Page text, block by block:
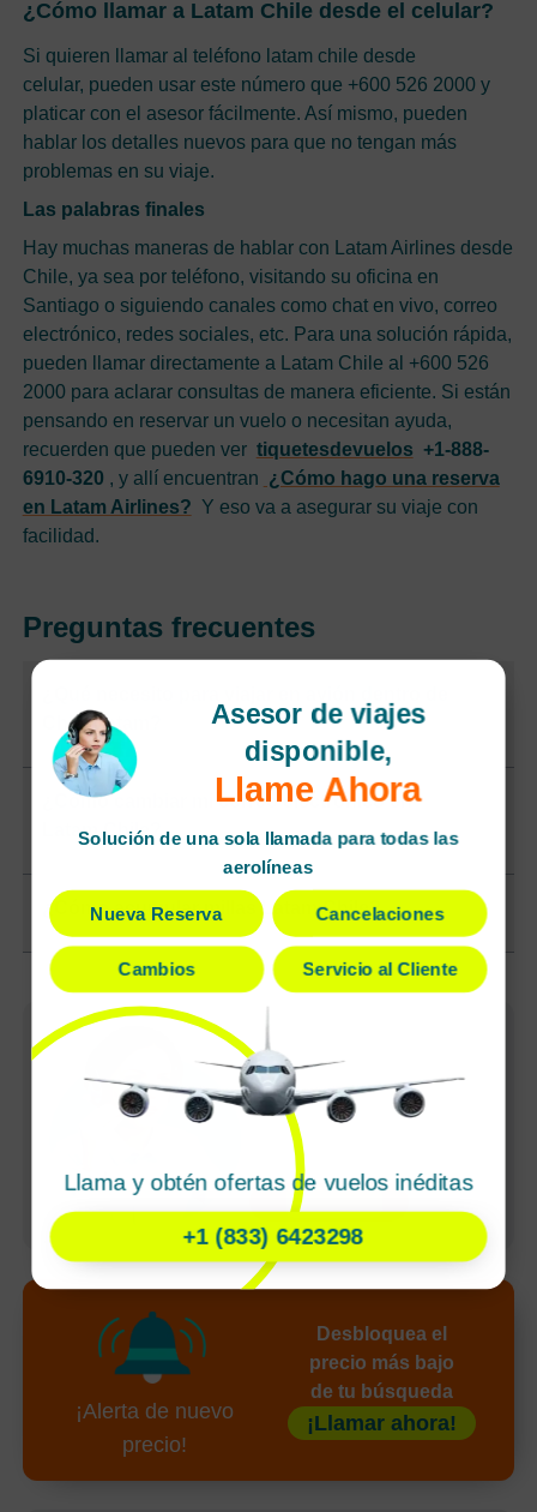
¿Cómo llamar a Latam Chile desde el celular?
Si quieren llamar al teléfono latam chile desde
celular, pueden usar este número que +600 526 2000 y
platicar con el asesor fácilmente. Así mismo, pueden
hablar los detalles nuevos para que no tengan más
problemas en su viaje.
Las palabras finales
Hay muchas maneras de hablar con Latam Airlines desde
Chile, ya sea por teléfono, visitando su oficina en
Santiago o siguiendo canales como chat en vivo, correo
electrónico, redes sociales, etc. Para una solución rápida,
pueden llamar directamente a Latam Chile al +600 526
2000 para aclarar consultas de manera eficiente. Si están
pensando en reservar un vuelo o necesitan ayuda,
recuerden que pueden ver tiquetesdevuelos +1-888-
6910-320 , y allí encuentran ¿Cómo hago una reserva
en Latam Airlines? Y eso va a asegurar su viaje con
facilidad.
Preguntas frecuentes
Chile Latam?
¿Cómo cambiar mi correo electrónico en
Latam Chile?
¿Cómo acumular millas Latam Chile?
Cancelaciones
sencillas
Agente dedicado
Pagos seguros
undefined
¡Alerta de nuevo
precio!
Desbloquea el
precio más bajo
de tu búsqueda
¡Llamar ahora!
Asesor de viajes
disponible,
Llame Ahora
Solución de una sola llamada para todas las
aerolíneas
Nueva Reserva Cancelaciones
Cambios Servicio al Cliente
Llama y obtén ofertas de vuelos inéditas
+1 (833) 6423298